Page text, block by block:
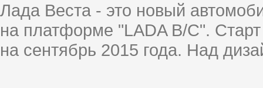
Лада Веста - это новый
на платформе "LADA B/C".
на сентябрь 2015 года. Над